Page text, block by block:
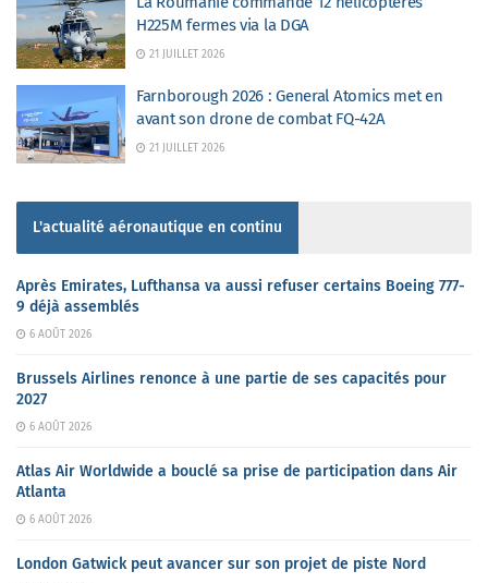
H225M fermes via la DGA
21 JUILLET 2026
Farnborough 2026 : General Atomics met en
avant son drone de combat FQ-42A
21 JUILLET 2026
L'actualité aéronautique en continu
Après Emirates, Lufthansa va aussi refuser certains Boeing 777-
9 déjà assemblés
6 AOÛT 2026
Brussels Airlines renonce à une partie de ses capacités pour
2027
6 AOÛT 2026
Atlas Air Worldwide a bouclé sa prise de participation dans Air
Atlanta
6 AOÛT 2026
London Gatwick peut avancer sur son projet de piste Nord